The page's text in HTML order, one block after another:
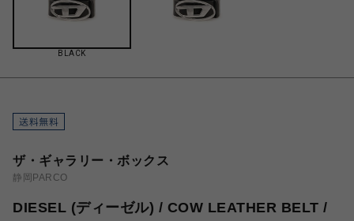
BLACK
ザ・ギャラリー・ボックス
静岡PARCO
DIESEL (ディーゼル) / COW LEATHER BELT /